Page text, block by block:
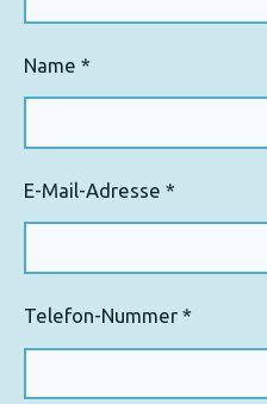
Name *
E-Mail-Adresse *
Telefon-Nummer *